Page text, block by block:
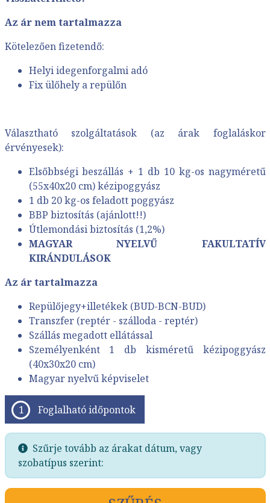
Az ár nem tartalmazza
Kötelezően fizetendő:
Helyi idegenforgalmi adó
Fix ülőhely a repülőn
Választható szolgáltatások (az árak foglaláskor
érvényesek):
Elsőbbségi beszállás + 1 db 10 kg-os nagyméretű
(55x40x20 cm) kézipoggyász
1 db 20 kg-os feladott poggyász
BBP biztosítás (ajánlott!!)
Útlemondási biztosítás (1,2%)
MAGYAR NYELVŰ FAKULTATÍV
KIRÁNDULÁSOK
Az ár tartalmazza
Repülőjegy+illetékek(BUD-BCN-BUD)
Transzfer (reptér - szálloda - reptér)
Szállás megadott ellátással
Személyenként 1 db kisméretű kézipoggyász
(40x30x20 cm)
Magyar nyelvű képviselet
Foglalható időpontok
Szűrje tovább az árakat dátum, vagy
szobatípus szerint: